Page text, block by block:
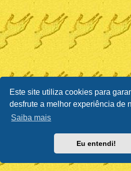
Este site utiliza cookies para
desfrute a melhor experiência de
Saiba mais
Eu entendi!